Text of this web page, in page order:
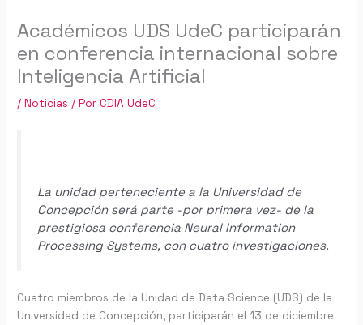
Académicos UDS UdeC participarán
en conferencia internacional sobre
Inteligencia Artificial
/Noticias / PorCDIA UdeC
La unidad perteneciente a la Universidad de
Concepción será parte -por primera vez- de la
prestigiosa conferencia Neural Information
Processing Systems, con cuatro investigaciones.
Cuatro miembros de la Unidad de Data Science (UDS) de la
Universidad de Concepción, participarán el 13 de diciembre